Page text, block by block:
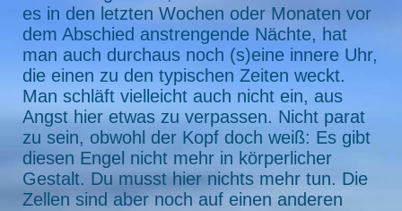
es in den letzten Wochen oder Monaten vor
dem Abschied anstrengende Nächte, hat
man auch durchaus noch (s)eine innere Uhr,
die einen zu den typischen Zeiten weckt.
Man schläft vielleicht auch nicht ein, aus
Angst hier etwas zu verpassen. Nicht parat
zu sein, obwohl der Kopf doch weiß: Es gibt
diesen Engel nicht mehr in körperlicher
Gestalt. Du musst hier nichts mehr tun. Die
Zellen sind aber noch auf einen anderen